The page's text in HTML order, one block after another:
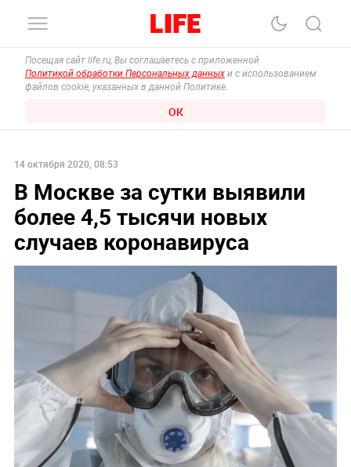
Посещая сайт life.ru, Вы соглашаетесь с приложенной
Политикой обработки Персональных данных и с использованием
файлов cookie, указанных в данной Политике.
ОК
14 октября 2020, 08:53
В Москве за сутки выявили
более 4,5 тысячи новых
случаев коронавируса